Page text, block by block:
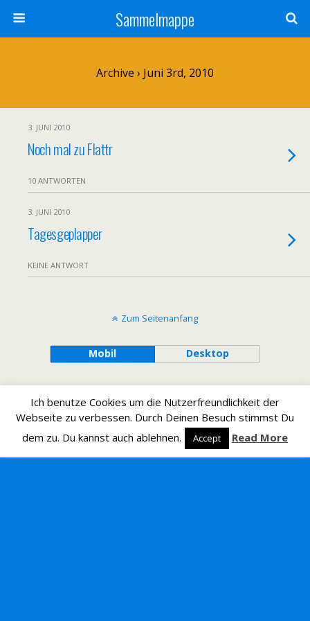
Sammelmappe
Archive › Juni 3rd, 2010
3. JUNI 2010
Noch mal zu Flattr
10 ANTWORTEN
3. JUNI 2010
Tagesgeplapper
KEINE ANTWORT
Zum Seitenanfang
Mobil Desktop
Ich benutze Cookies um die Nutzerfreundlichkeit der
Webseite zu verbessen. Durch Deinen Besuch stimmst Du
dem zu. Du kannst auch ablehnen.
Accept Read More